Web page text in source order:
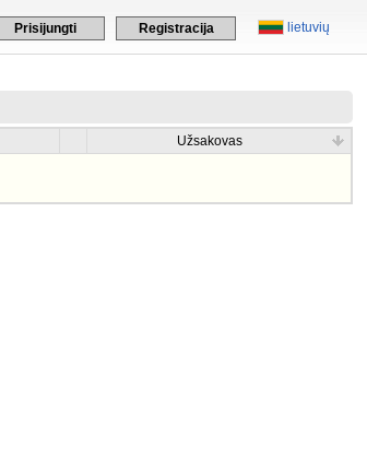
lietuvių
Prisijungti Registracija
Užsakovas